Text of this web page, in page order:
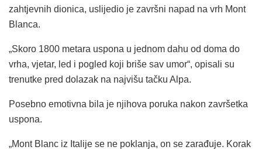
zahtjevnih dionica, uslijedio je završni napad na vrh Mont
Blanca.
„Skoro 1800 metara uspona u jednom dahu od doma do
vrha, vjetar, led i pogled koji briše sav umor“, opisali su
trenutke pred dolazak na najvišu tačku Alpa.
Posebno emotivna bila je njihova poruka nakon završetka
uspona.
„Mont Blanc iz Italije se ne poklanja, on se zarađuje. Korak